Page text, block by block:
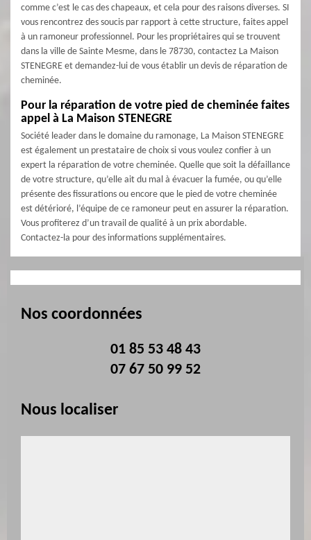
comme c’est le cas des chapeaux, et cela pour des raisons diverses. SI
vous rencontrez des soucis par rapport à cette structure, faites appel
à un ramoneur professionnel. Pour les propriétaires qui se trouvent
dans la ville de Sainte Mesme, dans le 78730, contactez La Maison
STENEGRE et demandez-lui de vous établir un devis de réparation de
cheminée.
Pour la réparation de votre pied de cheminée faites
appel à La Maison STENEGRE
Société leader dans le domaine du ramonage, La Maison STENEGRE
est également un prestataire de choix si vous voulez confier à un
expert la réparation de votre cheminée. Quelle que soit la défaillance
de votre structure, qu’elle ait du mal à évacuer la fumée, ou qu’elle
présente des fissurations ou encore que le pied de votre cheminée
est détérioré, l’équipe de ce ramoneur peut en assurer la réparation.
Vous profiterez d’un travail de qualité à un prix abordable.
Contactez-la pour des informations supplémentaires.
Nos coordonnées
01 85 53 48 43
07 67 50 99 52
Nous localiser